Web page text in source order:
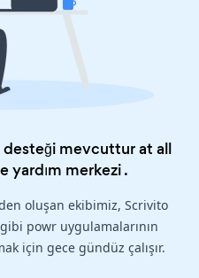
mevcuttur at all
yardım merkezi.
oluşan ekibimiz, Scrivito
powr uygulamalarının
için gece gündüz çalışır.